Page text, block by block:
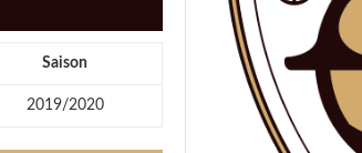
Saison
2019/2020